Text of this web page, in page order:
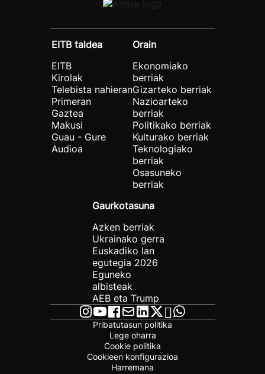
EITB taldea
EITB
Kirolak
Telebista nahieran
Primeran
Gaztea
Makusi
Guau - Gure
Audioa
Orain
Ekonomiako
berriak
Gizarteko berriak
Nazioarteko
berriak
Politikako berriak
Kulturako berriak
Teknologiako
berriak
Osasuneko
berriak
Gaurkotasuna
Azken berriak
Ukrainako gerra
Euskadiko lan
egutegia 2026
Eguneko
albisteak
AEB eta Trump
Pribatutasun politika
Lege oharra
Cookie politika
Cookieen konfigurazioa
Harremana